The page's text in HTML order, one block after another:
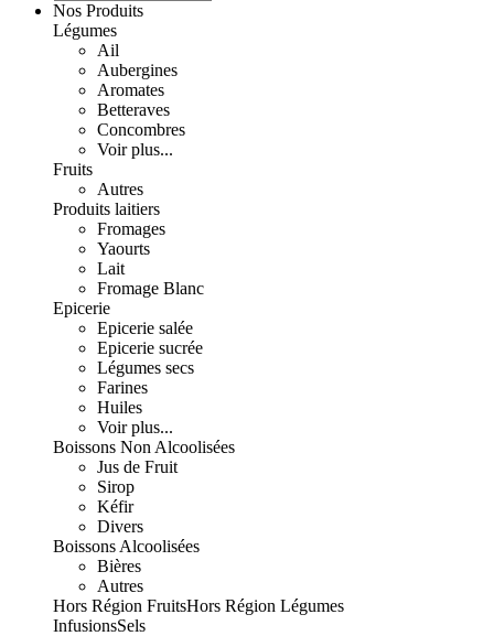
Nos Produits
Légumes
Ail
Aubergines
Aromates
Betteraves
Concombres
Voir plus...
Fruits
Autres
Produits laitiers
Fromages
Yaourts
Lait
Fromage Blanc
Epicerie
Epicerie salée
Epicerie sucrée
Légumes secs
Farines
Huiles
Voir plus...
Boissons Non Alcoolisées
Jus de Fruit
Sirop
Kéfir
Divers
Boissons Alcoolisées
Bières
Autres
Hors Région FruitsHors Région Légumes
InfusionsSels